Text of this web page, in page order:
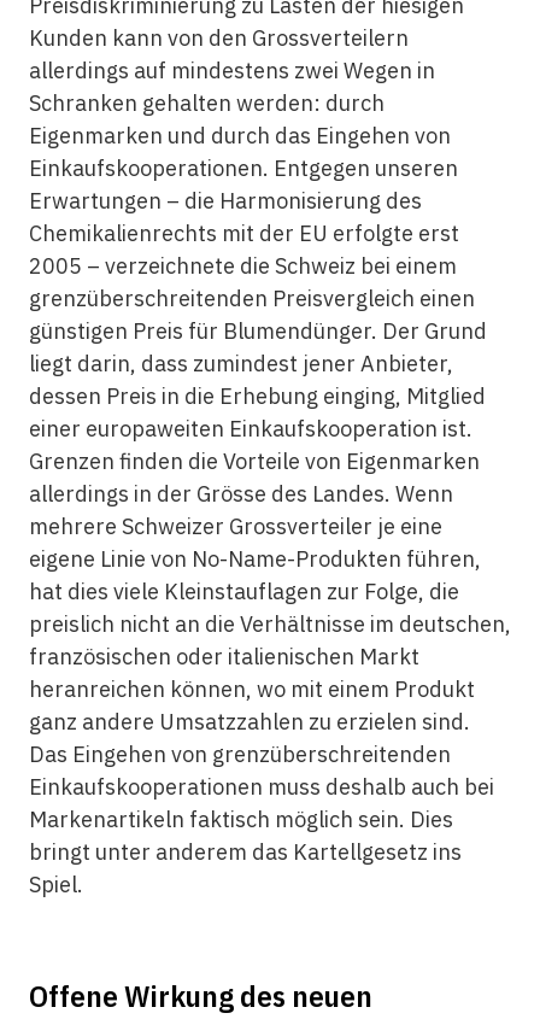
Kunden kann von den Grossverteilern
allerdings auf mindestens zwei Wegen in
Schranken gehalten werden: durch
Eigenmarken und durch das Eingehen von
Einkaufskooperationen. Entgegen unseren
Erwartungen – die Harmonisierung des
Chemikalienrechts mit der EU erfolgte erst
2005 – verzeichnete die Schweiz bei einem
grenzüberschreitenden Preisvergleich einen
günstigen Preis für Blumendünger. Der Grund
liegt darin, dass zumindest jener Anbieter,
dessen Preis in die Erhebung einging, Mitglied
einer europaweiten Einkaufskooperation ist.
Grenzen finden die Vorteile von Eigenmarken
allerdings in der Grösse des Landes. Wenn
mehrere Schweizer Grossverteiler je eine
eigene Linie von No-Name-Produkten führen,
hat dies viele Kleinstauflagen zur Folge, die
preislich nicht an die Verhältnisse im deutschen,
französischen oder italienischen Markt
heranreichen können, wo mit einem Produkt
ganz andere Umsatzzahlen zu erzielen sind.
Das Eingehen von grenzüberschreitenden
Einkaufskooperationen muss deshalb auch bei
Markenartikeln faktisch möglich sein. Dies
bringt unter anderem das Kartellgesetz ins
Spiel.
Offene Wirkung des neuen